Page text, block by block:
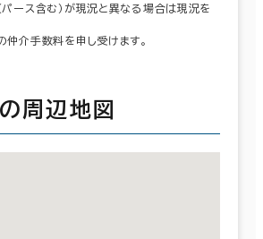
ース含む）が現況と異なる場合は現況を
介手数料を申し受けます。
周辺地図